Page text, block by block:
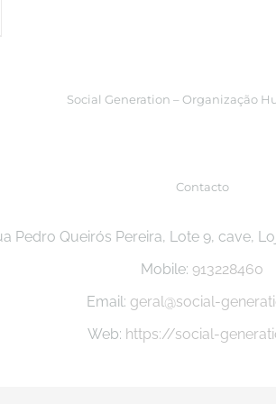
Social Generation – Organização
Contacto
Pedro Queirós Pereira, Lote 9, cave,
Mobile: 913228460
Email: geral@social-
Web: https://social-